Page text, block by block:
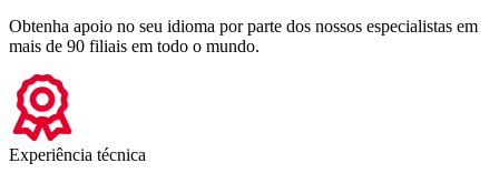
Obtenha apoio no seu idioma por parte dos nossos especialistas em
mais de 90 filiais em todo o mundo.
Experiência técnica